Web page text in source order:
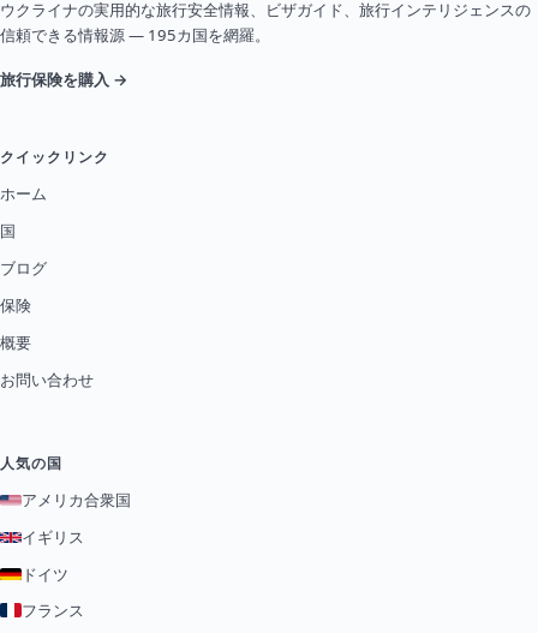
ウクライナの実用的な旅行安全情報、ビザガイド、旅行インテリジェンスの
信頼できる情報源 — 195カ国を網羅。
旅行保険を購入 →
クイックリンク
ホーム
国
ブログ
保険
概要
お問い合わせ
人気の国
アメリカ合衆国
イギリス
ドイツ
フランス